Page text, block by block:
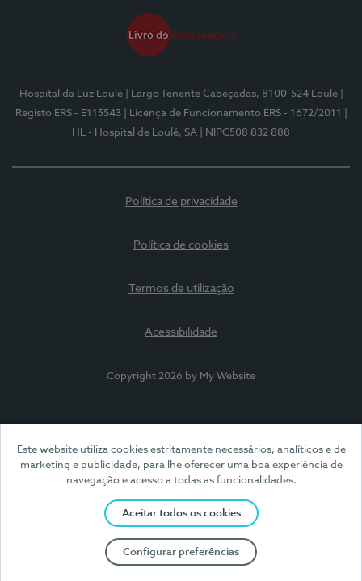
Este website utiliza cookies estritamente necessários, analíticos e de
marketing e publicidade, para lhe oferecer uma boa experiência de
navegação e acesso a todas as funcionalidades.
Aceitar todos os cookies
Configurar preferências
Hospital da Luz Loulé | Largo Tenente Cabeçadas, 8100-524 Loulé
Registo ERS - E115543
| Licença de Funcionamento ERS - 1672/2011
HL - Hospital de Loulé, SA
| NIPC508 832 888
Política de privacidade
Política de cookies
Termos de utilização
Acessibilidade
Copyright 2026 by My Website